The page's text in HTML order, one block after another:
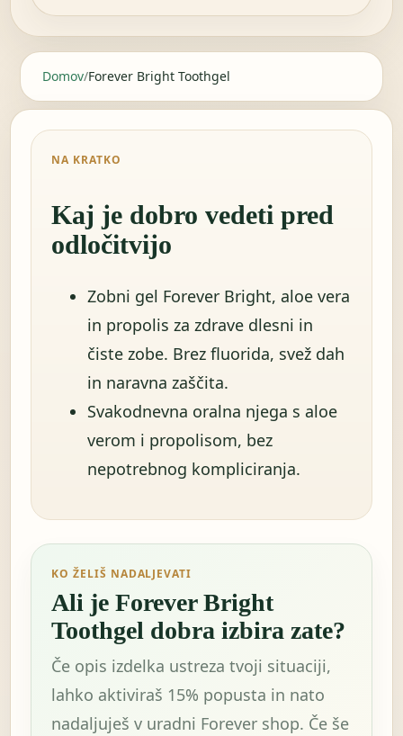
Domov/Forever Bright Toothgel
NA KRATKO
Kaj je dobro vedeti pred
odločitvijo
Zobni gel Forever Bright, aloe vera
in propolis za zdrave dlesni in
čiste zobe. Brez fluorida, svež dah
in naravna zaščita.
Svakodnevna oralna njega s aloe
verom i propolisom, bez
nepotrebnog kompliciranja.
KO ŽELIŠ NADALJEVATI
Ali je Forever Bright
Toothgel dobra izbira zate?
Če opis izdelka ustreza tvoji situaciji,
lahko aktiviraš 15% popusta in nato
nadaljuješ v uradni Forever shop. Če še